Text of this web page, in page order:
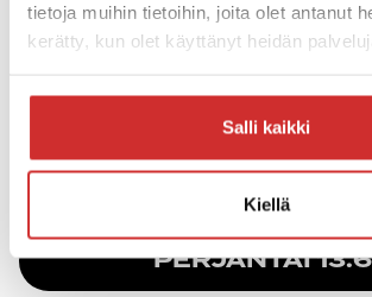
tietoja muihin tietoihin, joita olet antanut
kerätty, kun olet käyttänyt heidän
Salli kaikki
Kiellä
Timanttei-hitin lisäksi miljoonia
Luotathan,Löytää mut,Täs mä
Uuteen eiliseen ,Seireeni
sydän. Tämä keikka tulee
PERJANTAI